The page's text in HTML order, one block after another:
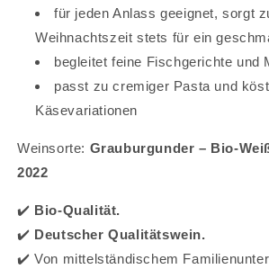
für jeden Anlass geeignet, sorgt
Weihnachtszeit stets für ein
begleitet feine Fischgerichte und
passt zu cremiger Pasta und
Käsevariationen
Weinsorte: Grauburgunder – Bio-
2022
✔️ Bio-Qualität.
✔️ Deutscher Qualitätswein.
✔️ Von mittelständischem